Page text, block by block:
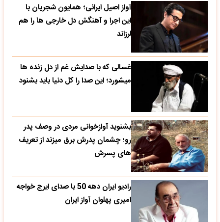
آواز اصیل ایرانی؛ همایون شجریان با
این اجرا و آهنگش دل خارجی ها را هم
لرزاند
غسالی که با صدایش غم از دل زنده ها
میشورد؛ این صدا را کل دنیا باید بشنود
بشنوید آوازخوانی مردی در وصف پدر
رو؛ چشمان پدرش برق میزند از تعریف
های پسرش
رادیو ایران دهه 50 با صدای ایرج خواجه
امیری پهلوان آواز ایران